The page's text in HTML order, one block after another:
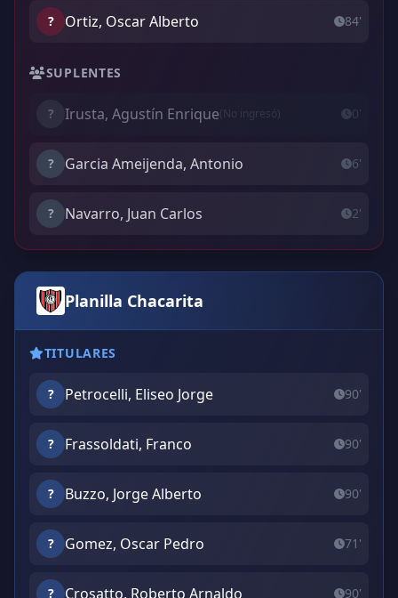
? Ortiz, Oscar Alberto 84'
SUPLENTES
? Irusta, Agustín Enrique(No ingresó) 0'
? Garcia Ameijenda, Antonio 6'
? Navarro, Juan Carlos 2'
Planilla Chacarita
TITULARES
? Petrocelli, Eliseo Jorge 90'
? Frassoldati, Franco 90'
? Buzzo, Jorge Alberto 90'
? Gomez, Oscar Pedro 71'
? Crosatto, Roberto Arnaldo 90'